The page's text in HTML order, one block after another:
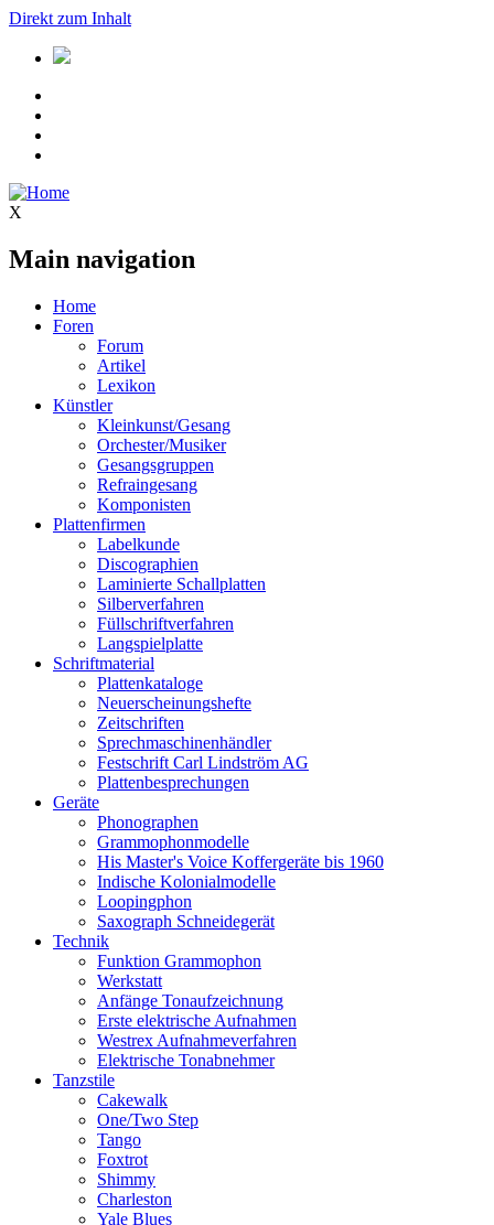
Direkt zum Inhalt
X
Main navigation
Home
Foren
Forum
Artikel
Lexikon
Künstler
Kleinkunst/Gesang
Orchester/Musiker
Gesangsgruppen
Refraingesang
Komponisten
Plattenfirmen
Labelkunde
Discographien
Laminierte Schallplatten
Silberverfahren
Füllschriftverfahren
Langspielplatte
Schriftmaterial
Plattenkataloge
Neuerscheinungshefte
Zeitschriften
Sprechmaschinenhändler
Festschrift Carl Lindström AG
Plattenbesprechungen
Geräte
Phonographen
Grammophonmodelle
His Master's Voice Koffergeräte bis 1960
Indische Kolonialmodelle
Loopingphon
Saxograph Schneidegerät
Technik
Funktion Grammophon
Werkstatt
Anfänge Tonaufzeichnung
Erste elektrische Aufnahmen
Westrex Aufnahmeverfahren
Elektrische Tonabnehmer
Tanzstile
Cakewalk
One/Two Step
Tango
Foxtrot
Shimmy
Charleston
Yale Blues